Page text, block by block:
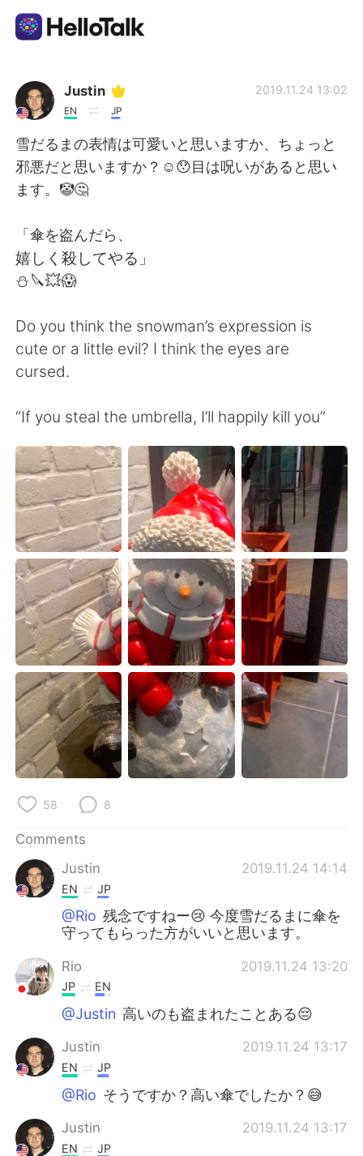
Language Exchange App
AI Grammar Checker
English
简体中文
Español
Français Deutsch
日本語
Русский ไทย
Indonesia Italiano
Türkçe Tiếng Việt
Português
Justin
EN JP
2019.11.24 13:02
雪だるまの表情は可愛いと思いますか、ちょっと
邪悪だと思いますか？☺️😯目は呪いがあると思い
ます。🤡🤔
「傘を盗んだら、
嬉しく殺してやる」
⛄️🔪💥😱
Do you think the snowman’s expression is
cute or a little evil? I think the eyes are
cursed.
“If you steal the umbrella, I’ll happily kill you”
58 8
Comments
Justin
2019.11.24 14:14
EN JP
@Rio 残念ですねー😢 今度雪だるまに傘を
守ってもらった方がいいと思います。
Rio 2019.11.24 13:20
JP EN
@Justin 高いのも盗まれたことある😔
Justin 2019.11.24 13:17
EN JP
@Rio そうですか？高い傘でしたか？😅
Justin 2019.11.24 13:17
EN JP